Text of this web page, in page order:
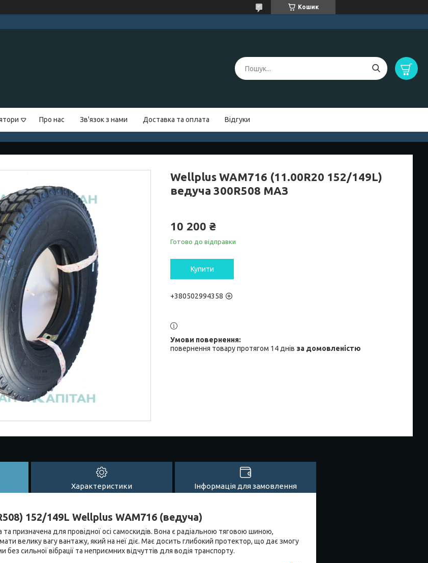
Кошик
Про нас Зв'язок з нами Доставка та оплата Відгуки
Wellplus WAM716 (11.00R20 152/149L)
ведуча 300R508 МАЗ
10 200 ₴
Готово до відправки
Купити
+380502994358
повернення товару протягом 14 днів за домовленістю
Характеристики Інформація для замовлення
152/149L Wellplus WAM716 (ведуча)
та призначена для провідної осі самоскидів. Вона є радіальною тяговою шиною,
велику вагу вантажу, який на неї діє. Має досить глибокий протектор, що дає змогу
сильної вібрації та неприємних відчуттів для водія транспорту.